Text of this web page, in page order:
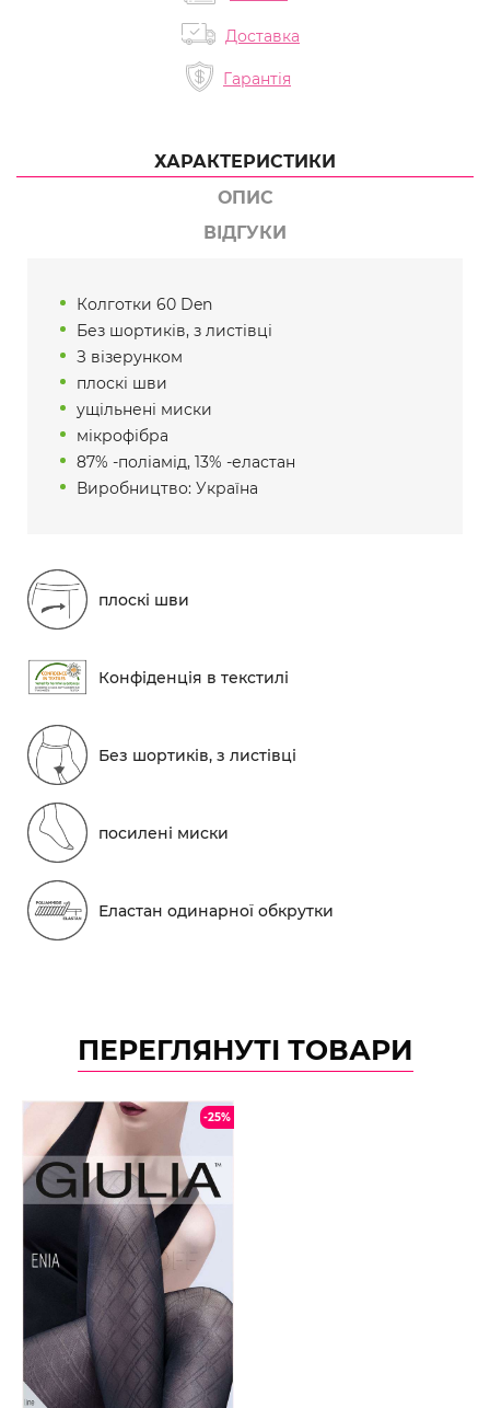
Доставка
Гарантія
ХАРАКТЕРИСТИКИ
ОПИС
ВІДГУКИ
Колготки 60 Den
Без шортиків, з листівці
З візерунком
плоскі шви
ущільнені миски
мікрофібра
87% -поліамід, 13% -еластан
Виробництво: Україна
плоскі шви
Конфіденція в текстилі
Без шортиків, з листівці
посилені миски
Еластан одинарної обкрутки
ПЕРЕГЛЯНУТІ ТОВАРИ
-25%